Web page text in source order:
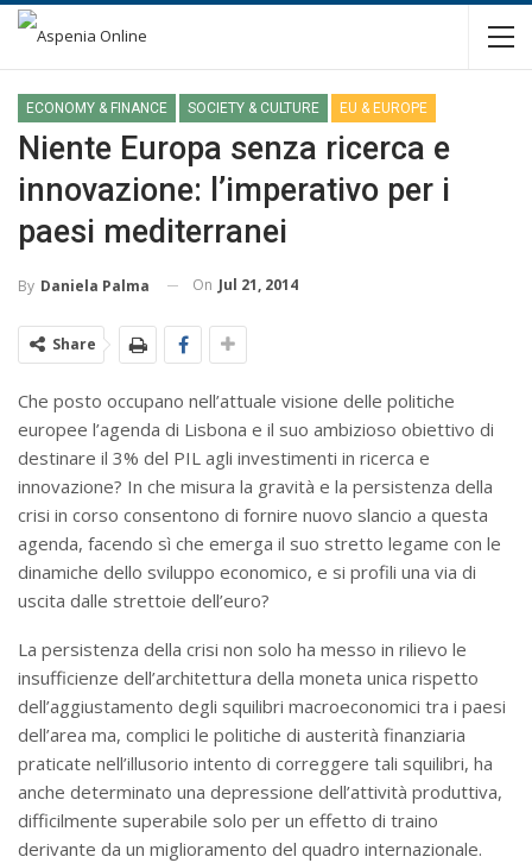
ECONOMY & FINANCE SOCIETY & CULTURE EU & EUROPE
Niente Europa senza ricerca e
innovazione: l’imperativo per i
paesi mediterranei
By Daniela Palma On Jul 21, 2014
Share
Che posto occupano nell’attuale visione delle politiche
europee l’agenda di Lisbona e il suo ambizioso obiettivo di
destinare il 3% del PIL agli investimenti in ricerca e
innovazione? In che misura la gravità e la persistenza della
crisi in corso consentono di fornire nuovo slancio a questa
agenda, facendo sì che emerga il suo stretto legame con le
dinamiche dello sviluppo economico, e si profili una via di
uscita dalle strettoie dell’euro?
La persistenza della crisi non solo ha messo in rilievo le
insufficienze dell’architettura della moneta unica rispetto
dell’aggiustamento degli squilibri macroeconomici tra i paesi
dell’area ma, complici le politiche di austerità finanziaria
praticate nell’illusorio intento di correggere tali squilibri, ha
anche determinato una depressione dell’attività produttiva,
difficilmente superabile solo per un effetto di traino
derivante da un miglioramento del quadro internazionale.